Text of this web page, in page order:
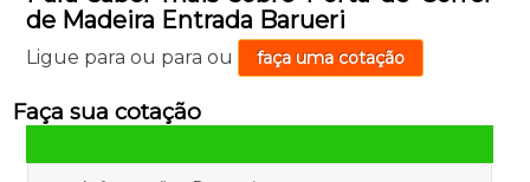
de Madeira Entrada Barueri
Ligue para ou para ou faça uma cotação
Faça sua cotação